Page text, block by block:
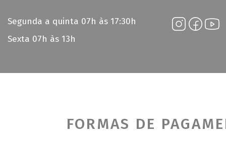
Segunda a quinta 07h às 17:30h
Sexta 07h às 13h
FORMAS DE